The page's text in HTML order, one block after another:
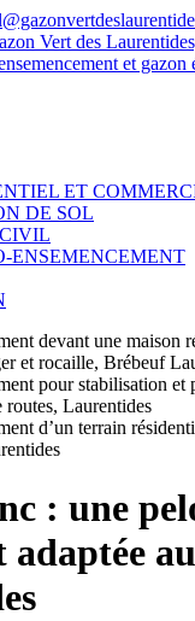
ET
DE SOL
ENSEMENCEMENT
: une
adaptée